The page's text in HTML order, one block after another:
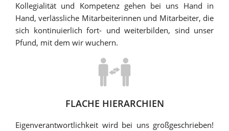
Kollegialität und Kompetenz gehen bei uns Hand in
Hand, verlässliche Mitarbeiterinnen und Mitarbeiter, die
sich kontinuierlich fort- und weiterbilden, sind unser
Pfund, mit dem wir wuchern.
FLACHE HIERARCHIEN
Eigenverantwortlichkeit wird bei uns großgeschrieben!